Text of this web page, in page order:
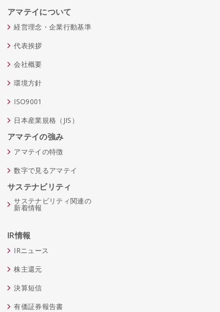
アマテイについて
経営理念・企業行動基準
代表挨拶
会社概要
環境方針
ISO9001
日本産業規格（JIS）
アマテイの強み
アマテイの特徴
数字で見るアマテイ
サステナビリティ
サステナビリティ関連の
新着情報
IR情報
IRニュース
株主還元
決算短信
有価証券報告書